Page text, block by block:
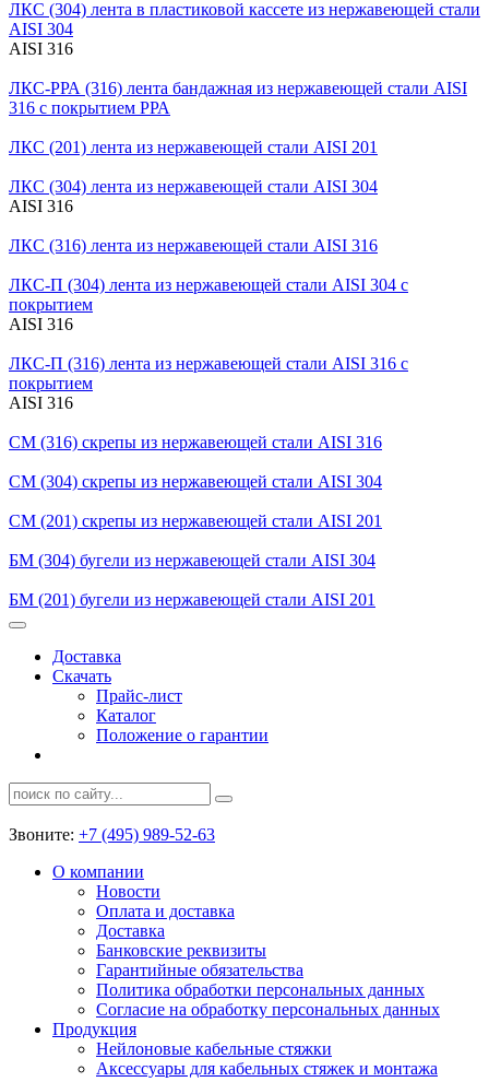
ЛКС (304) лента в пластиковой кассете из нержавеющей стали
AISI 304
AISI 316
ЛКС-РРА (316) лента бандажная из нержавеющей стали AISI
316 с покрытием РРА
ЛКС (201) лента из нержавеющей стали AISI 201
ЛКС (304) лента из нержавеющей стали AISI 304
AISI 316
ЛКС (316) лента из нержавеющей стали AISI 316
ЛКС-П (304) лента из нержавеющей стали AISI 304 с
покрытием
AISI 316
ЛКС-П (316) лента из нержавеющей стали AISI 316 с
покрытием
AISI 316
СМ (316) скрепы из нержавеющей стали AISI 316
СМ (304) скрепы из нержавеющей стали AISI 304
СМ (201) скрепы из нержавеющей стали AISI 201
БМ (304) бугели из нержавеющей стали AISI 304
БМ (201) бугели из нержавеющей стали AISI 201
Доставка
Скачать
Прайс-лист
Каталог
Положение о гарантии
Звоните: +7 (495) 989-52-63
О компании
Новости
Оплата и доставка
Доставка
Банковские реквизиты
Гарантийные обязательства
Политика обработки персональных данных
Согласие на обработку персональных данных
Продукция
Нейлоновые кабельные стяжки
Аксессуары для кабельных стяжек и монтажа